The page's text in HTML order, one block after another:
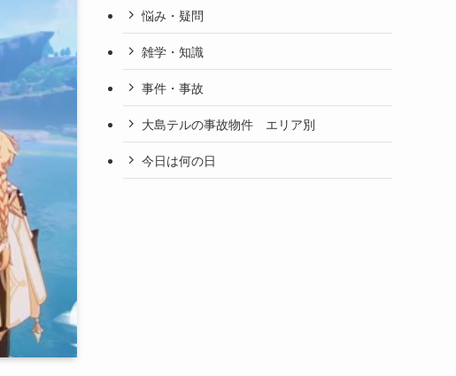
悩み・疑問
雑学・知識
事件・事故
大島テルの事故物件 エリア別
今日は何の日